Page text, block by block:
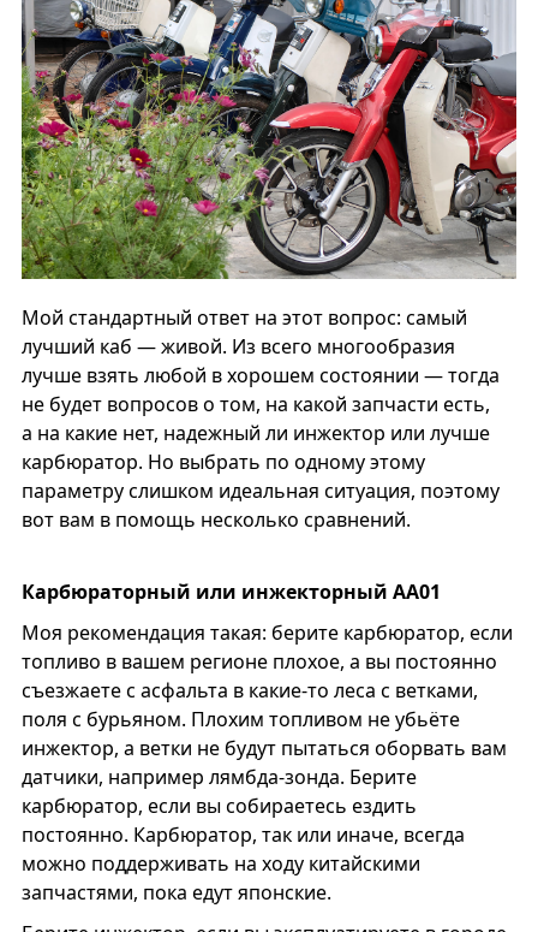
Мой стандартный ответ на этот вопрос: самый
лучший каб — живой. Из всего многообразия
лучше взять любой в хорошем состоянии — тогда
не будет вопросов о том, на какой запчасти есть,
а на какие нет, надежный ли инжектор или лучше
карбюратор. Но выбрать по одному этому
параметру слишком идеальная ситуация, поэтому
вот вам в помощь несколько сравнений.
Карбюраторный или инжекторный АА01
Моя рекомендация такая: берите карбюратор, если
топливо в вашем регионе плохое, а вы постоянно
съезжаете с асфальта в какие-то леса с ветками,
поля с бурьяном. Плохим топливом не убьёте
инжектор, а ветки не будут пытаться оборвать вам
датчики, например лямбда-зонда. Берите
карбюратор, если вы собираетесь ездить
постоянно. Карбюратор, так или иначе, всегда
можно поддерживать на ходу китайскими
запчастями, пока едут японские.